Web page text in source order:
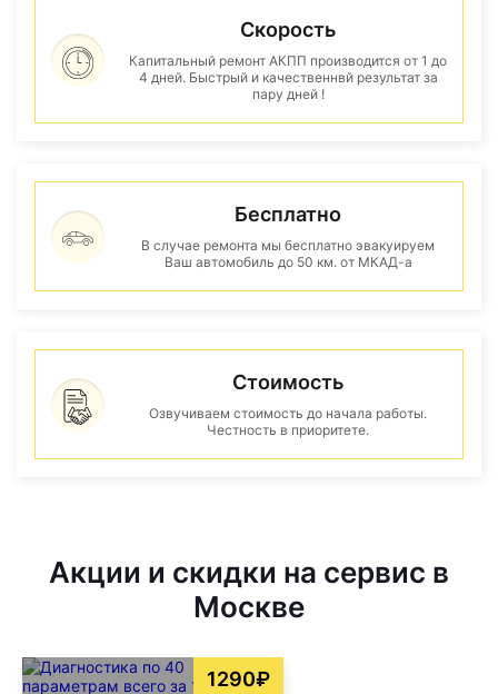
Скорость
Капитальный ремонт АКПП производится от 1 до
4 дней. Быстрый и качественнвй результат за
пару дней !
Бесплатно
В случае ремонта мы бесплатно эвакуируем
Ваш автомобиль до 50 км. от МКАД-а
Стоимость
Озвучиваем стоимость до начала работы.
Честность в приоритете.
Акции и скидки на сервис в
Москве
1290₽